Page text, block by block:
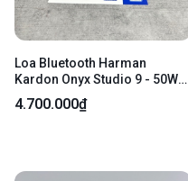
Loa Bluetooth Harman
Kardon Onyx Studio 9 - 50W
RMS - Màu đen - Ngoại hình
98% - Fullbox
4.700.000₫